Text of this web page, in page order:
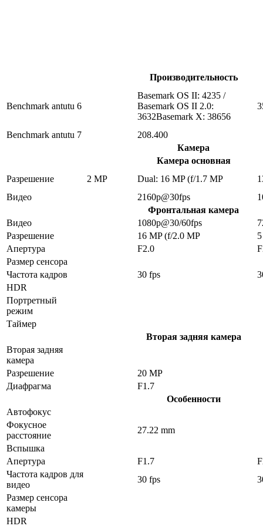
Производительность
Benchmark antutu 6
Basemark OS II: 4235 /
Basemark OS II 2.0:
3632Basemark X: 38656
Benchmark antutu 7
208.400
Камера
Камера основная
Разрешение
2 MP Dual: 16 MP (f/1.7 MP
Видео
2160p@30fps
Фронтальная камера
Видео
1080p@30/60fps
Разрешение
16 MP (f/2.0 MP
Апертура
F2.0
Размер сенсора
Частота кадров
30 fps
HDR
Портретный
режим
Таймер
Вторая задняя камера
Вторая задняя
камера
Разрешение
20 MP
Диафрагма
F1.7
Особенности
Автофокус
Фокусное
расстояние
27.22 mm
Вспышка
Апертура
F1.7
Частота кадров для
видео
30 fps
Размер сенсора
камеры
HDR